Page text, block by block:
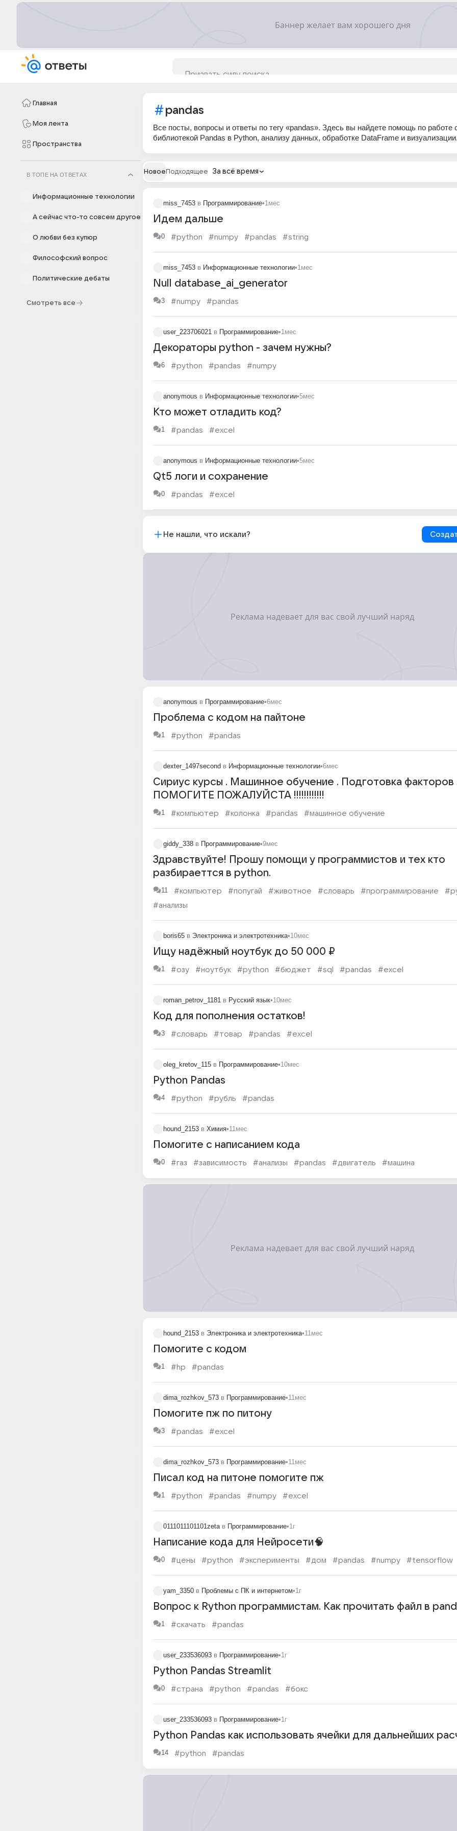
Главная
Моя лента
Пространства
В ТОПЕ НА ОТВЕТАХ
Информационные технологии
А сейчас что-то совсем другое
О любви без купюр
Философский вопрос
Политические дебаты
Смотреть все
pandas
Все посты, вопросы и ответы по тегу «pandas». Здесь вы найдете помощь по работе
библиотекой Pandas в Python, анализу данных, обработке DataFrame и визуализации.
Новое Подходящее За всё время
miss_7453 в Программирование•1мес
Идем дальше
0 #python #numpy #pandas #string
miss_7453 в Информационные технологии•1мес
Null database_ai_generator
3 #numpy #pandas
user_223706021 в Программирование•1мес
Декораторы python - зачем нужны?
6 #python #pandas #numpy
anonymous в Информационные технологии•5мес
Кто может отладить код?
1 #pandas #excel
anonymous в Информационные технологии•5мес
Qt5 логи и сохранение
0 #pandas #excel
Не нашли, что искали?
anonymous в Программирование•6мес
Проблема с кодом на пайтоне
1 #python #pandas
dexter_1497second в Информационные технологии•6мес
Сириус курсы . Машинное обучение . Подготовка факторов
ПОМОГИТЕ ПОЖАЛУЙСТА !!!!!!!!!!!!
1 #компьютер #колонка #pandas #машинное обучение
giddy_338 в Программирование•9мес
Здравствуйте! Прошу помощи у программистов и тех кто
разбираеттся в python.
11 #компьютер #попугай #животное #словарь #программирование
#анализы
boris65 в Электроника и электротехника•10мес
Ищу надёжный ноутбук до 50 000 ₽
1 #озу #ноутбук #python #бюджет #sql #pandas #excel
roman_petrov_1181 в Русский язык•10мес
Код для пополнения остатков!
3 #словарь #товар #pandas #excel
oleg_kretov_115 в Программирование•10мес
Python Pandas
4 #python #рубль #pandas
hound_2153 в Химия•11мес
Помогите с написанием кода
0 #газ #зависимость #анализы #pandas #двигатель #машина
hound_2153 в Электроника и электротехника•11мес
Помогите с кодом
1 #hp #pandas
dima_rozhkov_573 в Программирование•11мес
Помогите пж по питону
3 #pandas #excel
dima_rozhkov_573 в Программирование•11мес
Писал код на питоне помогите пж
1 #python #pandas #numpy #excel
0111011101101zetaв Программирование•1г
Написание кода для Нейросети🧠
0 #цены #python #эксперименты #дом #pandas #numpy #tensorflow
yam_3350 в Проблемы с ПК и интернетом•1г
Вопрос к Rython программистам. Как прочитать файл в
1 #скачать #pandas
user_233536093 в Программирование•1г
Python Pandas Streamlit
0 #страна #python #pandas #бокс
user_233536093 в Программирование•1г
Python Pandas как использовать ячейки для дальнейших
14 #python #pandas